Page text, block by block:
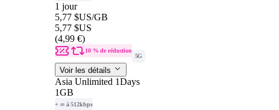
1 jour
5,77 $US/GB
5,77 $US
(4,99 €)
10 % de réduction
5G
Voir les détails
Asia Unlimited 1Days
1GB
+ ∞ à 512kbps